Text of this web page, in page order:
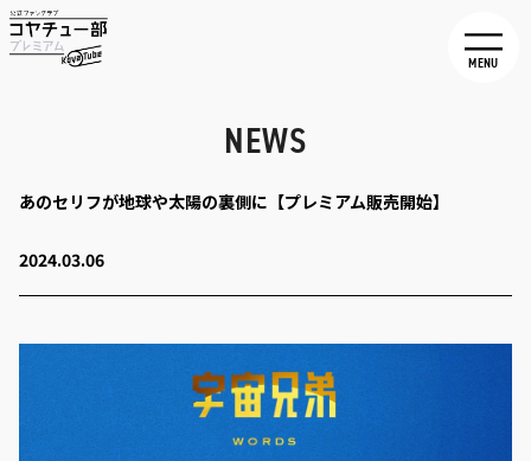
MENU
NEWS
あのセリフが地球や太陽の裏側に【プレミアム販売開始】
2024.03.06